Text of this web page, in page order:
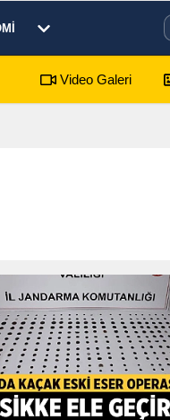
Nöbetçi Eczaneler
Video Galeri